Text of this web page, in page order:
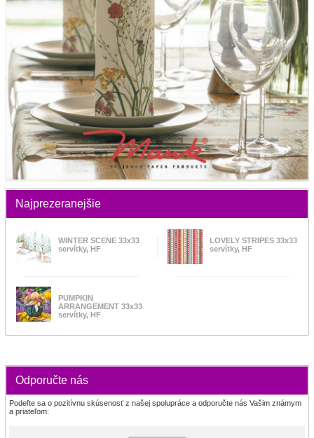
Najprezeranejšie
WINTER SCENE 33x33
servítky, HF
LOVELY STRIPES 33x33
servítky, HF
PUMPKIN
ARRANGEMENT 33x33
servítky, HF
Odporučte nás
Podeľte sa o pozitívnu skúsenosť z našej spolupráce a odporučte nás Vašim známym
a priateľom: